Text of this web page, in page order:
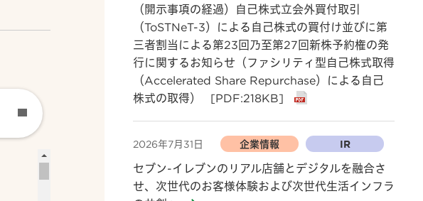
（開示事項の経過）自己株式立会外買付取引
（ToSTNeT-3）による自己株式の買付け並びに第
三者割当による第23回乃至第27回新株予約権の発
行に関するお知らせ（ファシリティ型自己株式取得
（Accelerated Share Repurchase）による自己
株式の取得）
[PDF:218KB]
2026年7月31日 企業情報 IR
セブン-イレブンのリアル店舗とデジタルを融合さ
せ、次世代のお客様体験および次世代生活インフラ